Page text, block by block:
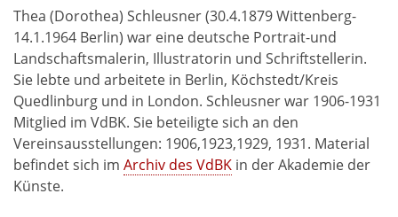
Thea (Dorothea) Schleusner (30.4.1879 Wittenberg-
14.1.1964 Berlin) war eine deutsche Portrait-und
Landschaftsmalerin, Illustratorin und Schriftstellerin.
Sie lebte und arbeitete in Berlin, Köchstedt/Kreis
Quedlinburg und in London. Schleusner war 1906-1931
Mitglied im VdBK. Sie beteiligte sich an den
Vereinsausstellungen: 1906,1923,1929, 1931. Material
befindet sich im Archiv des VdBK in der Akademie der
Künste.